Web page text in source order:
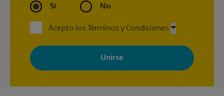
Sí No
Acepto los Términos y Condiciones
Al registrarse, acepta recibir correos electrónicos de The UPS
Store con noticias, ofertas especiales, promociones y mensajes
adaptados a sus intereses. Puede darse de baja en cualquier
momento. Para más información, consulte nuestra política de